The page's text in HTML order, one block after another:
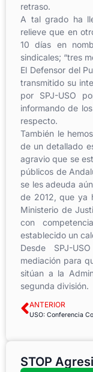
retraso.
A tal grado ha
relieve que en
10 días en
sindicales; “tres
El Defensor del
transmitido su
por SPJ-USO
informando de
respecto.
También le
de un detallado
agravio que se
públicos de
se les adeuda
de 2012, que ya
Ministerio de
con
establecido un
Desde SPJ-
mediación para
sitúan a la
segunda división.
ANTERIOR
STOP